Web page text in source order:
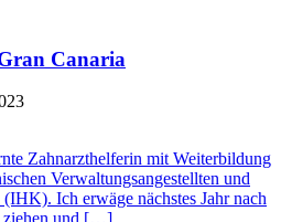
Canaria
Zahnarzthelferin mit Weiterbildung
Verwaltungsangestellten und
Ich erwäge nächstes Jahr nach